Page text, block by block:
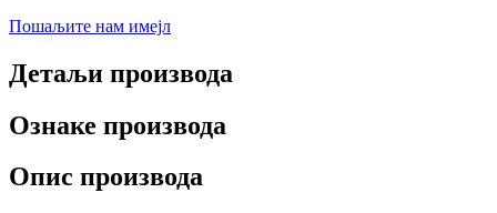
Пошаљите нам имејл
Детаљи производа
Ознаке производа
Опис производа